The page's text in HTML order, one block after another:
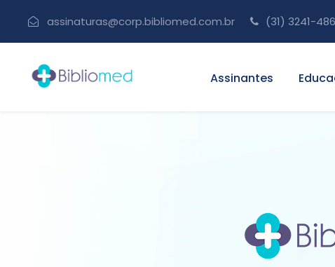
assinaturas@corp.bibliomed.com.br (31) 3241-
Assinantes